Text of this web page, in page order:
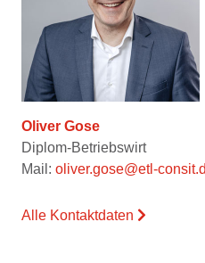
Oliver Gose
Diplom-Betriebswirt
Mail: oliver.gose@etl-
Alle Kontaktdaten